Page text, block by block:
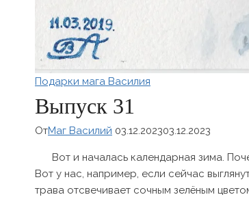
Подарки мага Василия
Выпуск 31
ОтМаг Василий 03.12.202303.12.2023
Вот и началась календарная зима.
Вот у нас, например, если сейчас
трава отсвечивает сочным зелёным